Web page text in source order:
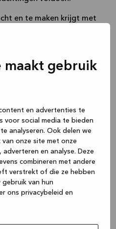
maakt gebruik
en advertenties te
voor social media te bieden
analyseren. Ook delen we
onze site met onze
en analyse. Deze
combineren met andere
verstrekt of die ze hebben
gebruik van hun
ons privacybeleid en
en te maken krijgt met
een van onze fysieke
u contact op te nemen
ontvangen. Wat moet
Wat moet ik doen?
ontvangen. Wat